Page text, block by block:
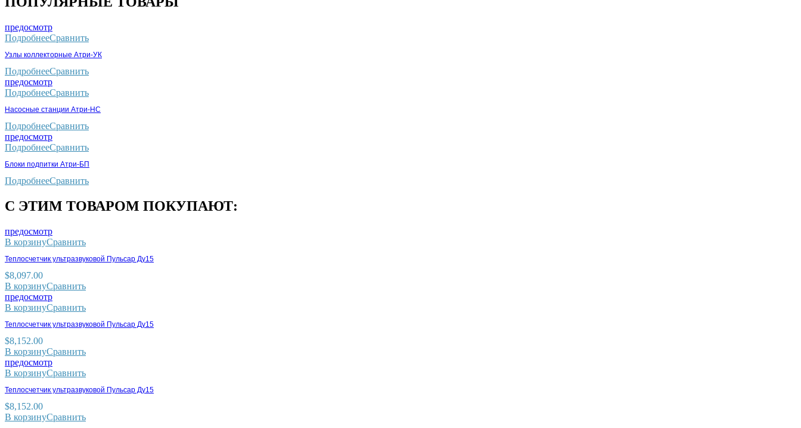
предосмотр
ПодробнееСравнить
Узлы коллекторные Атри-УК
ПодробнееСравнить
предосмотр
ПодробнееСравнить
Насосные станции Атри-НС
ПодробнееСравнить
предосмотр
ПодробнееСравнить
Блоки подпитки Атри-БП
ПодробнееСравнить
С ЭТИМ ТОВАРОМ ПОКУПАЮТ:
предосмотр
В корзинуСравнить
Теплосчетчик ультразвуковой Пульсар Ду15
$8,097.00
В корзинуСравнить
предосмотр
В корзинуСравнить
Теплосчетчик ультразвуковой Пульсар Ду15
$8,152.00
В корзинуСравнить
предосмотр
В корзинуСравнить
Теплосчетчик ультразвуковой Пульсар Ду15
$8,152.00
В корзинуСравнить